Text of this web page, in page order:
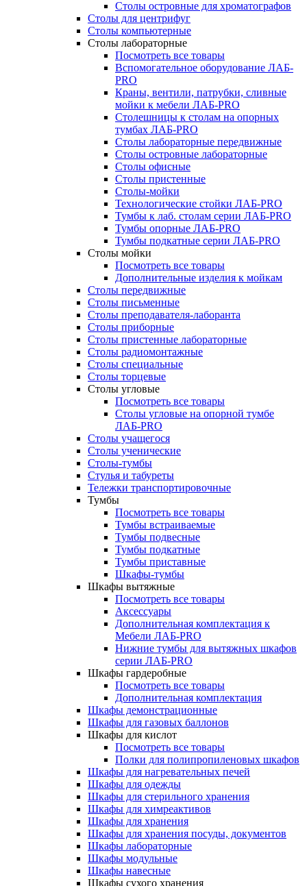
Столы островные для хроматографов
Столы для центрифуг
Столы компьютерные
Столы лабораторные
Посмотреть все товары
Вспомогательное оборудование ЛАБ-
PRO
Краны, вентили, патрубки, сливные
мойки к мебели ЛАБ-PRO
Столешницы к столам на опорных
тумбах ЛАБ-PRO
Столы лабораторные передвижные
Столы островные лабораторные
Столы офисные
Столы пристенные
Столы-мойки
Технологические стойки ЛАБ-PRO
Тумбы к лаб. столам серии ЛАБ-PRO
Тумбы опорные ЛАБ-PRO
Тумбы подкатные серии ЛАБ-PRO
Столы мойки
Посмотреть все товары
Дополнительные изделия к мойкам
Столы передвижные
Столы письменные
Столы преподавателя-лаборанта
Столы приборные
Столы пристенные лабораторные
Столы радиомонтажные
Столы специальные
Столы торцевые
Столы угловые
Посмотреть все товары
Столы угловые на опорной тумбе
ЛАБ-PRO
Столы учащегося
Столы ученические
Столы-тумбы
Стулья и табуреты
Тележки транспортировочные
Тумбы
Посмотреть все товары
Тумбы встраиваемые
Тумбы подвесные
Тумбы подкатные
Тумбы приставные
Шкафы-тумбы
Шкафы вытяжные
Посмотреть все товары
Аксессуары
Дополнительная комплектация к
Мебели ЛАБ-PRO
Нижние тумбы для вытяжных шкафов
серии ЛАБ-PRO
Шкафы гардеробные
Посмотреть все товары
Дополнительная комплектация
Шкафы демонстрационные
Шкафы для газовых баллонов
Шкафы для кислот
Посмотреть все товары
Полки для полипропиленовых шкафов
Шкафы для нагревательных печей
Шкафы для одежды
Шкафы для стерильного хранения
Шкафы для химреактивов
Шкафы для хранения
Шкафы для хранения посуды, документов
Шкафы лабораторные
Шкафы модульные
Шкафы навесные
Шкафы сухого хранения